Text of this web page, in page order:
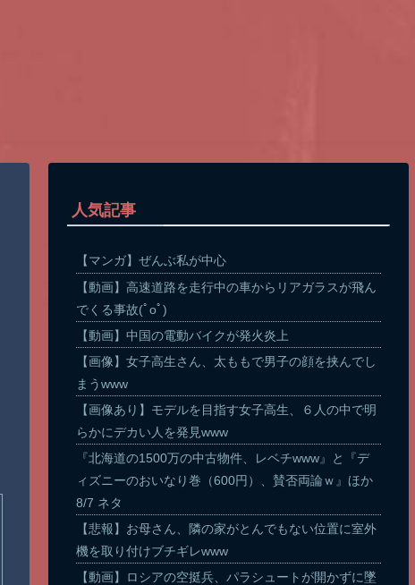
人気記事
【マンガ】ぜんぶ私が中心
【動画】高速道路を走行中の車からリアガラスが飛ん
でくる事故(ﾟoﾟ)
【動画】中国の電動バイクが発火炎上
【画像】女子高生さん、太ももで男子の顔を挟んでし
まうwww
【画像あり】モデルを目指す女子高生、６人の中で明
らかにデカい人を発見www
『北海道の1500万の中古物件、レベチwww』と『デ
ィズニーのおいなり巻（600円）、賛否両論ｗ』ほか
8/7 ネタ
【悲報】お母さん、隣の家がとんでもない位置に室外
機を取り付けブチギレwww
【動画】ロシアの空挺兵、パラシュートが開かずに墜